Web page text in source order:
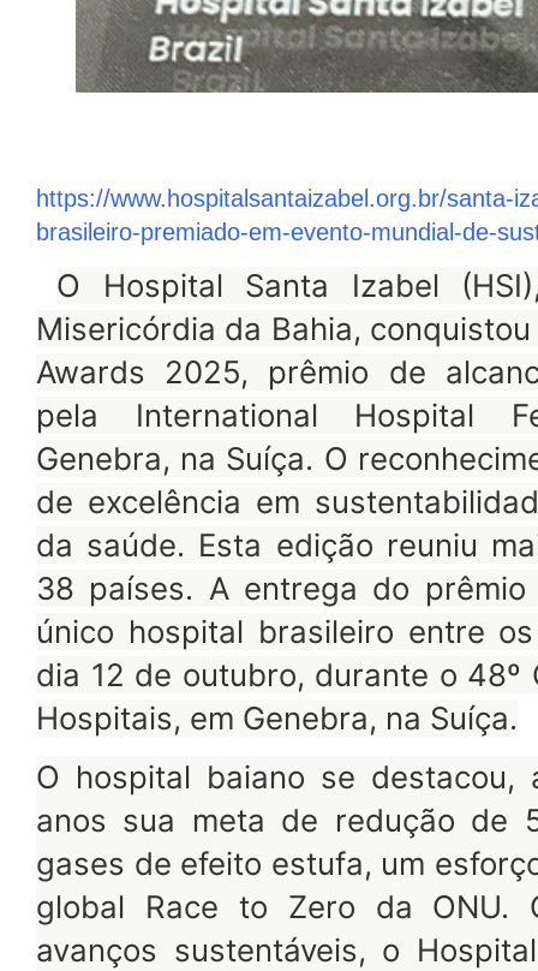
https://www.hospitalsantaizabel.org.br/santa-
brasileiro-premiado-em-evento-mundial-de-
O Hospital Santa Izabel
Misericórdia da Bahia,
Awards 2025, prêmio de
pela International Hospital
Genebra, na Suíça. O
de excelência em
da saúde. Esta edição reuniu
38 países. A entrega do
único hospital brasileiro entre
dia 12 de outubro, durante o 48º
Hospitais, em Genebra, na Suíça.
O hospital baiano se destacou,
anos sua meta de redução de
gases de efeito estufa, um
global Race to Zero da ONU.
avanços sustentáveis, o